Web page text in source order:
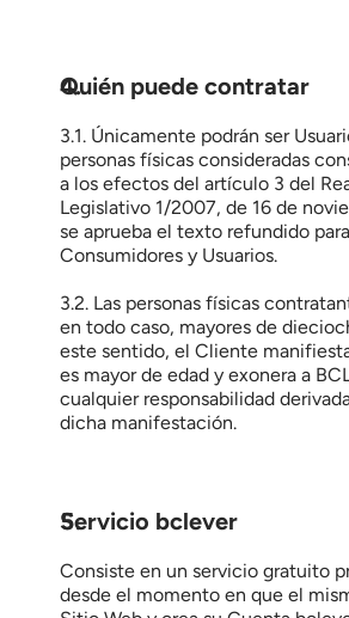
Quién puede contratar
3.1. Únicamente podrán ser
personas físicas consideradas
a los efectos del artículo 3 del
Legislativo 1/2007, de 16 de
se aprueba el texto refundido
Consumidores y Usuarios.
3.2. Las personas físicas
en todo caso, mayores de
este sentido, el Cliente
es mayor de edad y exonera a
cualquier responsabilidad
dicha manifestación.
Servicio bclever
Consiste en un servicio gratuito
desde el momento en que el